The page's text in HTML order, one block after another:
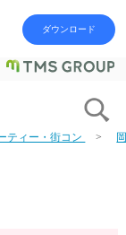
ダウンロード
ティー・街コン